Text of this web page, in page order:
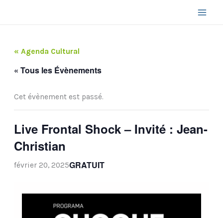
« Agenda Cultural
« Tous les Évènements
Cet évènement est passé.
Live Frontal Shock – Invité : Jean-
Christian
février 20, 2025GRATUIT